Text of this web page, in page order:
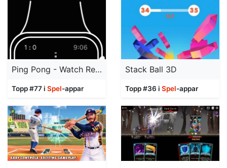
Ping Pong - Watch Retro Game
Topp #77 i Spel-appar
Stack Ball 3D
Topp #36 i Spel-appar